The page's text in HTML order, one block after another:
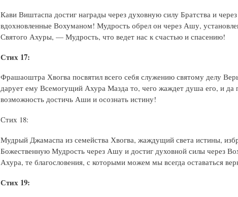
Кави Виштаспа достиг награды через духовную силу Братства и
вдохновленные Вохуманом! Мудрость обрел он через Ашу,
Святого Ахуры, — Мудрость, что ведет нас к счастью и спасению!
Стих 17:
Фрашаоштра Хвогва посвятил всего себя служению святому делу
дарует ему Всемогущий Ахура Мазда то, чего жаждет душа его, и да
возможность достичь Аши и осознать истину!
Стих 18:
Мудрый Джамаспа из семейства Хвогва, жаждущий света истины,
Божественную Мудрость через Ашу и достиг духовной силы через
Ахура, те благословения, с которыми можем мы всегда оставаться
Стих 19: